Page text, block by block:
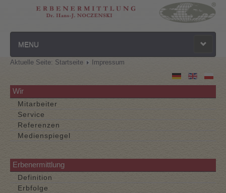
MENU
Startseite
Datenschutz
Kontakt
Impressum
Aktuelle Seite: Startseite Impressum
Wir
Mitarbeiter
Service
Referenzen
Medienspiegel
Erbenermittlung
Definition
Erbfolge